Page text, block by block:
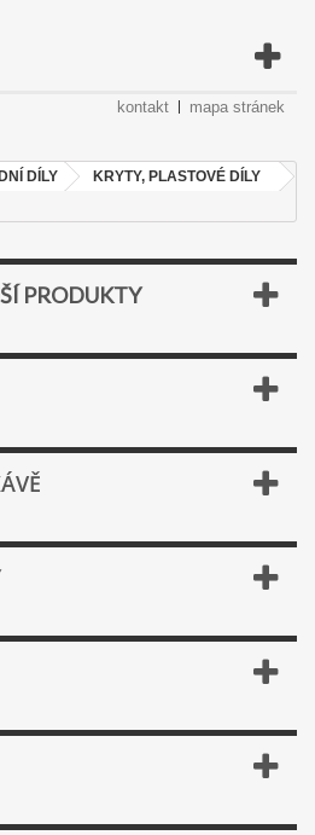
kontakt mapa stránek
DÍLY
KRYTY, PLASTOVÉ DÍLY
PRODUKTY